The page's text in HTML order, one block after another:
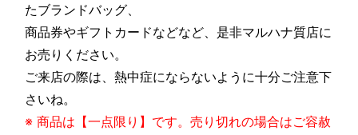
たブランドバッグ、
商品券やギフトカードなどなど、是非マルハナ質店に
お売りください。
ご来店の際は、熱中症にならないように十分ご注意下
さいね。
※ 商品は【一点限り】です。売り切れの場合はご容赦